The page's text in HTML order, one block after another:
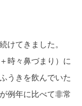
けてきました。
時々鼻づまり）に
うきを飲んでいた
例年に比べて非常